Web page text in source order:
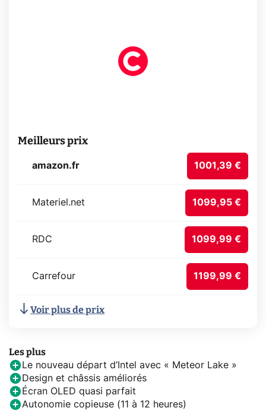
Meilleurs prix
amazon.fr 1001,39 €
Materiel.net 1099,95 €
RDC 1099,99 €
Carrefour 1199,99 €
Voir plus de prix
Les plus
Le nouveau départ d’Intel avec « Meteor Lake »
Design et châssis améliorés
Écran OLED quasi parfait
Autonomie copieuse (11 à 12 heures)